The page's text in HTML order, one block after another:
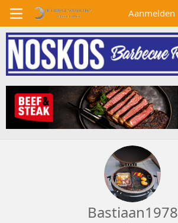
Aanmelden
Bastiaan1978